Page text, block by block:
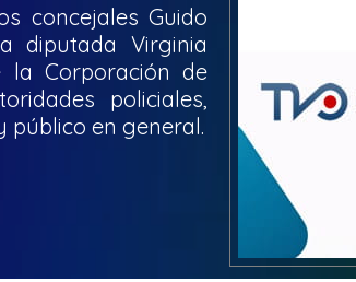
concejales Guido
diputada Virginia
la Corporación de
policiales,
público en general.